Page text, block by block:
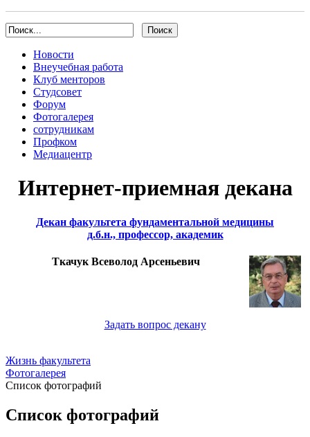
Новости
Внеучебная работа
Клуб менторов
Студсовет
Форум
Фотогалерея
сотрудникам
Профком
Медиацентр
Интернет-приемная декана
Декан факультета фундаментальной медицины
д.б.н., профессор, академик
Ткачук Всеволод Арсеньевич
Задать вопрос декану
Жизнь факультета
Фотогалерея
Список фотографий
Список фотографий